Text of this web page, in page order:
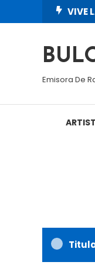
To
VIVE
Emisora De